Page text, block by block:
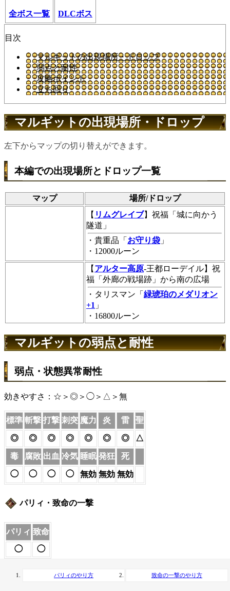
全ボス一覧 DLCボス
目次
マルギットの出現場所・ドロップ
弱点と耐性
攻略ポイント
立ち回り
マルギットの出現場所・ドロップ
左下からマップの切り替えができます。
本編での出現場所とドロップ一覧
マップ
場所/ドロップ
【 リムグレイブ】祝福「城に向かう
隧道」
・貴重品「 お守り袋 」
・12000ルーン
【 アルター高原-王都ローデイル】祝
福「外廊の戦場跡」から南の広場
・タリスマン「 緑琥珀のメダリオン
+1 」
・16800ルーン
マルギットの弱点と耐性
弱点・状態異常耐性
効きやすさ：☆＞◎＞◯＞△＞無
標準 斬撃 打撃 刺突 魔力 炎 雷 聖
◎ ◎ ◎ ◎ ◎ ◎ ◎ △
毒 腐敗 出血 冷気 睡眠 発狂 死
◯ ◯ ◯ ◯ 無効 無効 無効
パリィ・致命の一撃
パリィ 致命
◯
◯
パリィのやり方 致命の一撃のやり方